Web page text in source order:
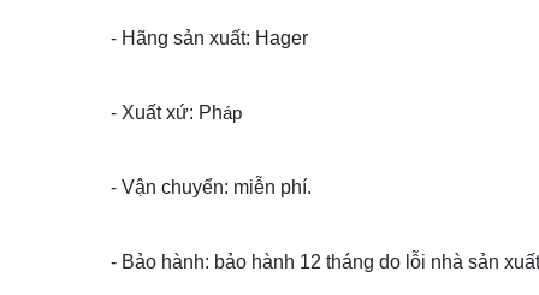
- Hãng sản xuất: Hager
- Xuất xứ: Pháp
- Vận chuyển: miễn phí.
- Bảo hành: bảo hành 12 tháng do lỗi nhà sản